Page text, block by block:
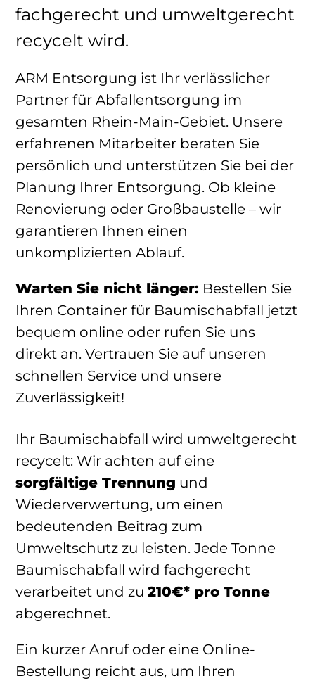
fachgerecht und umweltgerecht
recycelt wird.
ARM Entsorgung ist Ihr verlässlicher
Partner für Abfallentsorgung im
gesamten Rhein-Main-Gebiet. Unsere
erfahrenen Mitarbeiter beraten Sie
persönlich und unterstützen Sie bei der
Planung Ihrer Entsorgung. Ob kleine
Renovierung oder Großbaustelle – wir
garantieren Ihnen einen
unkomplizierten Ablauf.
Warten Sie nicht länger: Bestellen Sie
Ihren Container für Baumischabfall jetzt
bequem online oder rufen Sie uns
direkt an. Vertrauen Sie auf unseren
schnellen Service und unsere
Zuverlässigkeit!
Ihr Baumischabfall wird umweltgerecht
recycelt: Wir achten auf eine
sorgfältige Trennung und
Wiederverwertung, um einen
bedeutenden Beitrag zum
Umweltschutz zu leisten. Jede Tonne
Baumischabfall wird fachgerecht
verarbeitet und zu 210€* pro Tonne
abgerechnet.
Ein kurzer Anruf oder eine Online-
Bestellung reicht aus, um Ihren